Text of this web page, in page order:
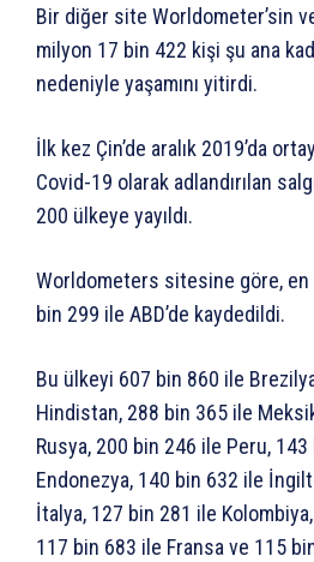
Bir diğer site Worldometer’sin
milyon 17 bin 422 kişi şu ana
nedeniyle yaşamını yitirdi.
İlk kez Çin’de aralık 2019’da
Covid-19 olarak adlandırılan
200 ülkeye yayıldı.
Worldometers sitesine göre, en
bin 299 ile ABD’de kaydedildi.
Bu ülkeyi 607 bin 860 ile
Hindistan, 288 bin 365 ile
Rusya, 200 bin 246 ile Peru,
Endonezya, 140 bin 632 ile
İtalya, 127 bin 281 ile
117 bin 683 ile Fransa ve 115